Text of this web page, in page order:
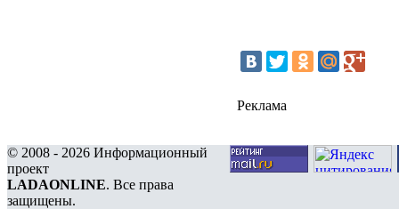
Реклама
© 2008 - 2026 Информационный
проект
LADAONLINE. Все права
защищены.